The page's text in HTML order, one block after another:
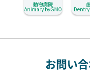
動物病院
Animary byGMO
お問い